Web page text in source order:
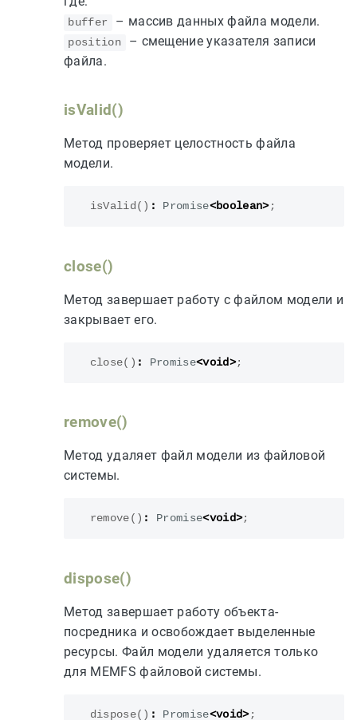
buffer – массив данных файла модели.
position
– смещение указателя записи
файла.
isValid()
Метод проверяет целостность файла
модели.
isValid () : Promise<boolean>;
close()
Метод завершает работу с файлом модели и
закрывает его.
close() : Promise<void >;
remove()
Метод удаляет файл модели из файловой
системы.
remove () : Promise<void>;
dispose()
Метод завершает работу объекта-
посредника и освобождает выделенные
ресурсы. Файл модели удаляется только
для MEMFS файловой системы.
dispose() : Promise<void>;